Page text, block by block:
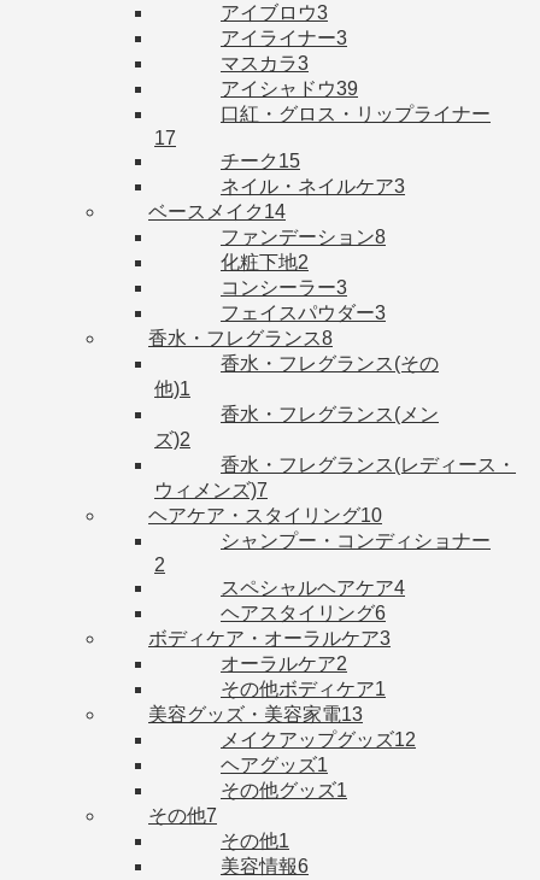
アイブロウ3
アイライナー3
マスカラ3
アイシャドウ39
口紅・グロス・リップライナー
17
チーク 15
ネイル・ネイルケア3
ベースメイク 14
ファンデーション8
化粧下地2
コンシーラー3
フェイスパウダー3
香水・フレグランス8
香水・フレグランス(その
他)1
香水・フレグランス(メン
ズ)2
香水・フレグランス(レディース・
ウィメンズ)7
ヘアケア・スタイリング10
シャンプー・コンディショナー
2
スペシャルヘアケア4
ヘアスタイリング6
ボディケア・オーラルケア3
オーラルケア2
その他ボディケア1
美容グッズ・美容家電13
メイクアップグッズ12
ヘアグッズ1
その他グッズ1
その他7
その他1
美容情報6